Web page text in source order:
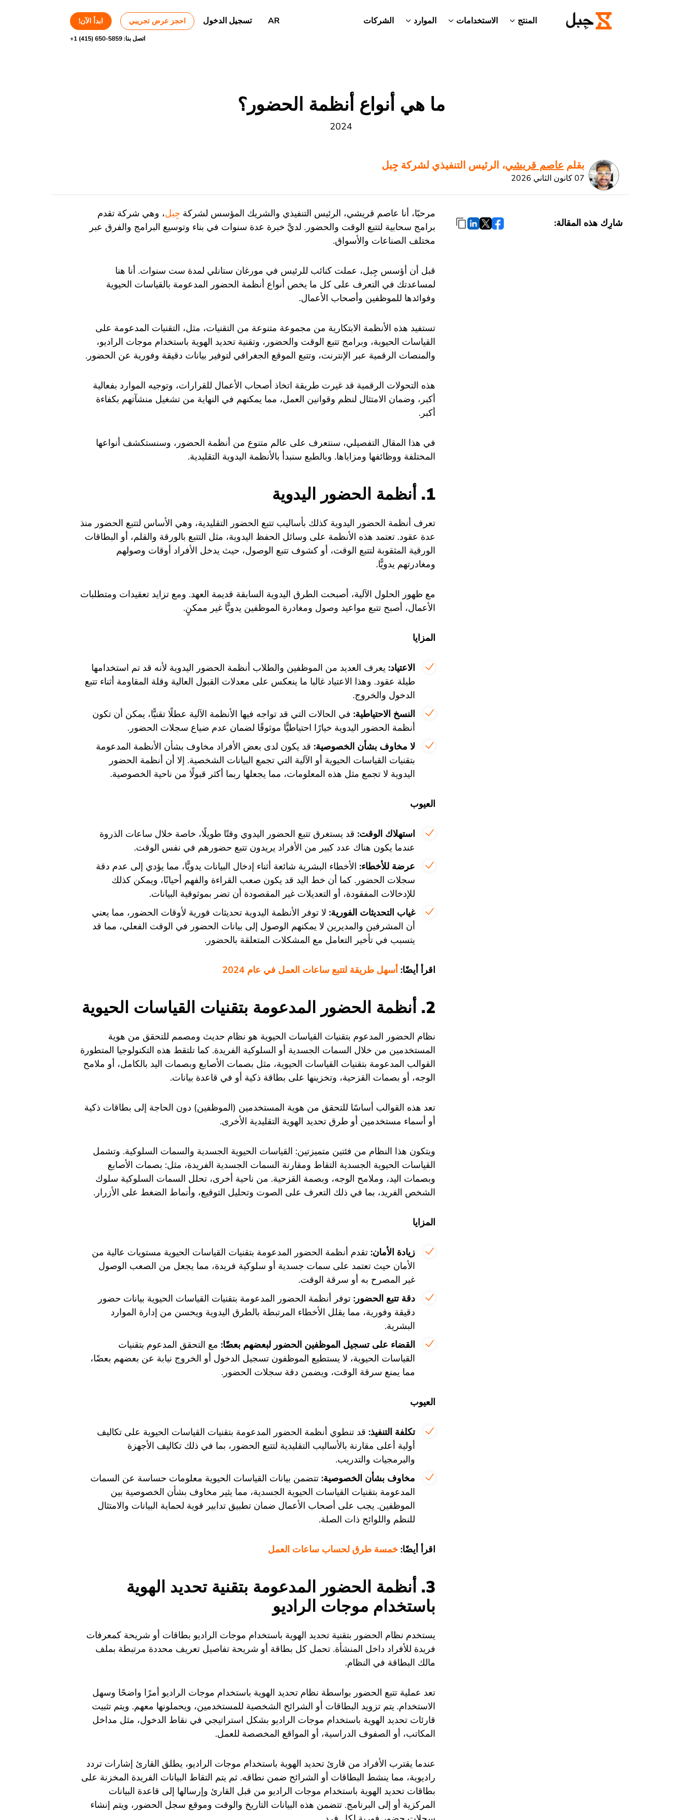
المنتج الاستخدامات الموارد الشركات AR تسجيل الدخول احجز عرض تجريبي ابدأ الآن!
اتصل بنا:+1 (415) 650-5859
ما هي أنواع أنظمة الحضور؟
2024
بقلم عاصم قريشي، الرئيس التنفيذي لشركة جِبل
07 كانون الثاني 2026
شارِك هذه المقالة:
مرحبًا، أنا عاصم قريشي، الرئيس التنفيذي والشريك المؤسس لشركة جِبل، وهي شركة تقدم
برامج سحابية لتتبع الوقت والحضور. لديَّ خبرة عدة سنوات في بناء وتوسيع البرامج والفرق عبر
مختلف الصناعات والأسواق.
قبل أن أؤسس جِبل، عملت كنائب للرئيس في مورغان ستانلي لمدة ست سنوات. أنا هنا
لمساعدتك في التعرف على كل ما يخص أنواع أنظمة الحضور المدعومة بالقياسات الحيوية
وفوائدها للموظفين وأصحاب الأعمال.
تستفيد هذه الأنظمة الابتكارية من مجموعة متنوعة من التقنيات، مثل، التقنيات المدعومة على
القياسات الحيوية، وبرامج تتبع الوقت والحضور، وتقنية تحديد الهوية باستخدام موجات الراديو،
والمنصات الرقمية عبر الإنترنت، وتتبع الموقع الجغرافي لتوفير بيانات دقيقة وفورية عن الحضور.
هذه التحولات الرقمية قد غيرت طريقة اتخاذ أصحاب الأعمال للقرارات، وتوجيه الموارد بفعالية
أكبر، وضمان الامتثال لنظم وقوانين العمل، مما يمكنهم في النهاية من تشغيل منشآتهم بكفاءة
أكبر.
في هذا المقال التفصيلي، سنتعرف على عالم متنوع من أنظمة الحضور، وسنستكشف أنواعها
المختلفة ووظائفها ومزاياها. وبالطبع سنبدأ بالأنظمة اليدوية التقليدية.
1. أنظمة الحضور اليدوية
تعرف أنظمة الحضور اليدوية كذلك بأساليب تتبع الحضور التقليدية، وهي الأساس لتتبع الحضور منذ
عدة عقود. تعتمد هذه الأنظمة على وسائل الحفظ اليدوية، مثل التتبع بالورقة والقلم، أو البطاقات
الورقية المثقوبة لتتبع الوقت، أو كشوف تتبع الوصول، حيث يدخل الأفراد أوقات وصولهم
ومغادرتهم يدويًّا.
مع ظهور الحلول الآلية، أصبحت الطرق اليدوية السابقة قديمة العهد. ومع تزايد تعقيدات ومتطلبات
الأعمال، أصبح تتبع مواعيد وصول ومغادرة الموظفين يدويًّا غير ممكنٍ.
المزايا
الاعتياد: يعرف العديد من الموظفين والطلاب أنظمة الحضور اليدوية لأنه قد تم استخدامها
طيلة عقود. وهذا الاعتياد غالبا ما ينعكس على معدلات القبول العالية وقلة المقاومة أثناء تتبع
الدخول والخروج.
النسخ الاحتياطية: في الحالات التي قد تواجه فيها الأنظمة الآلية عطلًا تقنيًّا، يمكن أن تكون
أنظمة الحضور اليدوية خيارًا احتياطيًّا موثوقًا لضمان عدم ضياع سجلات الحضور.
لا مخاوف بشأن الخصوصية: قد يكون لدى بعض الأفراد مخاوف بشأن الأنظمة المدعومة
بتقنيات القياسات الحيوية أو الآلية التي تجمع البيانات الشخصية. إلا أن أنظمة الحضور
اليدوية لا تجمع مثل هذه المعلومات، مما يجعلها ربما أكثر قبولًا من ناحية الخصوصية.
العيوب
استهلاك الوقت: قد يستغرق تتبع الحضور اليدوي وقتًا طويلًا، خاصة خلال ساعات الذروة
عندما يكون هناك عدد كبير من الأفراد يريدون تتبع حضورهم في نفس الوقت.
عرضة للأخطاء: الأخطاء البشرية شائعة أثناء إدخال البيانات يدويًّا، مما يؤدي إلى عدم دقة
سجلات الحضور. كما أن خط اليد قد يكون صعب القراءة والفهم أحيانًا، ويمكن كذلك
للإدخالات المفقودة، أو التعديلات غير المقصودة أن تضر بموثوقية البيانات.
غياب التحديثات الفورية: لا توفر الأنظمة اليدوية تحديثات فورية لأوقات الحضور، مما يعني
أن المشرفين والمديرين لا يمكنهم الوصول إلى بيانات الحضور في الوقت الفعلي، مما قد
يتسبب في تأخير التعامل مع المشكلات المتعلقة بالحضور.
اقرأ أيضًا: أسهل طريقة لتتبع ساعات العمل في عام 2024
2. أنظمة الحضور المدعومة بتقنيات القياسات الحيوية
نظام الحضور المدعوم بتقنيات القياسات الحيوية هو نظام حديث ومصمم للتحقق من هوية
المستخدمين من خلال السمات الجسدية أو السلوكية الفريدة. كما تلتقط هذه التكنولوجيا المتطورة
القوالب المدعومة بتقنيات القياسات الحيوية، مثل بصمات الأصابع وبصمات اليد بالكامل، أو ملامح
الوجه، أو بصمات القزحية، وتخزينها على بطاقة ذكية أو في قاعدة بيانات.
تعد هذه القوالب أساسًا للتحقق من هوية المستخدمين (الموظفين) دون الحاجة إلى بطاقات ذكية
أو أسماء مستخدمين أو طرق تحديد الهوية التقليدية الأخرى.
ويتكون هذا النظام من فئتين متميزتين: القياسات الحيوية الجسدية والسمات السلوكية. وتشمل
القياسات الحيوية الجسدية التقاط ومقارنة السمات الجسدية الفريدة، مثل: بصمات الأصابع
وبصمات اليد، وملامح الوجه، وبصمة القزحية. من ناحية أخرى، تحلل السمات السلوكية سلوك
الشخص الفريد، بما في ذلك التعرف على الصوت وتحليل التوقيع، وأنماط الضغط على الأزرار.
المزايا
زيادة الأمان: تقدم أنظمة الحضور المدعومة بتقنيات القياسات الحيوية مستويات عالية من
الأمان حيث تعتمد على سمات جسدية أو سلوكية فريدة، مما يجعل من الصعب الوصول
غير المصرح به أو سرقة الوقت.
دقة تتبع الحضور: توفر أنظمة الحضور المدعومة بتقنيات القياسات الحيوية بيانات حضور
دقيقة وفورية، مما يقلل الأخطاء المرتبطة بالطرق اليدوية ويحسن من إدارة الموارد
البشرية.
القضاء على تسجيل الموظفين الحضور لبعضهم بعضًا: مع التحقق المدعوم بتقنيات
القياسات الحيوية، لا يستطيع الموظفون تسجيل الدخول أو الخروج نيابة عن بعضهم بعضًا،
مما يمنع سرقة الوقت، ويضمن دقة سجلات الحضور.
العيوب
تكلفة التنفيذ: قد تنطوي أنظمة الحضور المدعومة بتقنيات القياسات الحيوية على تكاليف
أولية أعلى مقارنة بالأساليب التقليدية لتتبع الحضور، بما في ذلك تكاليف الأجهزة
والبرمجيات والتدريب.
مخاوف بشأن الخصوصية: تتضمن بيانات القياسات الحيوية معلومات حساسة عن السمات
المدعومة بتقنيات القياسات الحيوية الجسدية، مما يثير مخاوف بشأن الخصوصية بين
الموظفين. يجب على أصحاب الأعمال ضمان تطبيق تدابير قوية لحماية البيانات والامتثال
للنظم واللوائح ذات الصلة.
اقرأ أيضًا: خمسة طرق لحساب ساعات العمل
3. أنظمة الحضور المدعومة بتقنية تحديد الهوية
باستخدام موجات الراديو
يستخدم نظام الحضور بتقنية تحديد الهوية باستخدام موجات الراديو بطاقات أو شريحة كمعرفات
فريدة للأفراد داخل المنشأة. تحمل كل بطاقة أو شريحة تفاصيل تعريف محددة مرتبطة بملف
مالك البطاقة في النظام.
تعد عملية تتبع الحضور بواسطة نظام تحديد الهوية باستخدام موجات الراديو أمرًا واضحًا وسهل
الاستخدام. يتم تزويد البطاقات أو الشرائح الشخصية للمستخدمين، ويحملونها معهم. ويتم تثبيت
قارئات تحديد الهوية باستخدام موجات الراديو بشكل استراتيجي في نقاط الدخول، مثل مداخل
المكاتب، أو الصفوف الدراسية، أو المواقع المخصصة للعمل.
عندما يقترب الأفراد من قارئ تحديد الهوية باستخدام موجات الراديو، يطلق القارئ إشارات تردد
راديوية، مما ينشط البطاقات أو الشرائح ضمن نطاقه. ثم يتم التقاط البيانات الفريدة المخزنة على
بطاقات تحديد الهوية باستخدام موجات الراديو من قبل القارئ وإرسالها إلى قاعدة البيانات
المركزية أو إلى البرنامج. تتضمن هذه البيانات التاريخ والوقت وموقع سجل الحضور، ويتم إنشاء